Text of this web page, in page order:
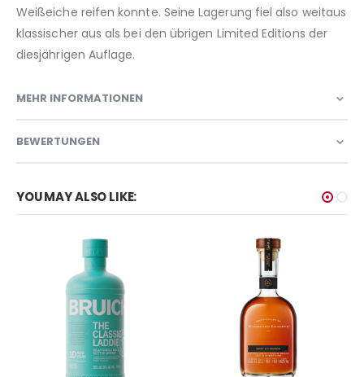
Weißeiche reifen konnte. Seine Lagerung fiel also weitaus
klassischer aus als bei den übrigen Limited Editions der
diesjährigen Auflage.
MEHR INFORMATIONEN
BEWERTUNGEN
YOU MAY ALSO LIKE: